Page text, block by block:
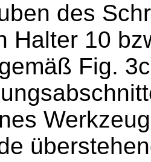
des
Halter 10
Fig.